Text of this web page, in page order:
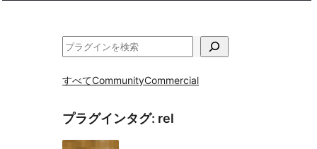
検
すべてCommunityCommercial
プラグインタグ: rel